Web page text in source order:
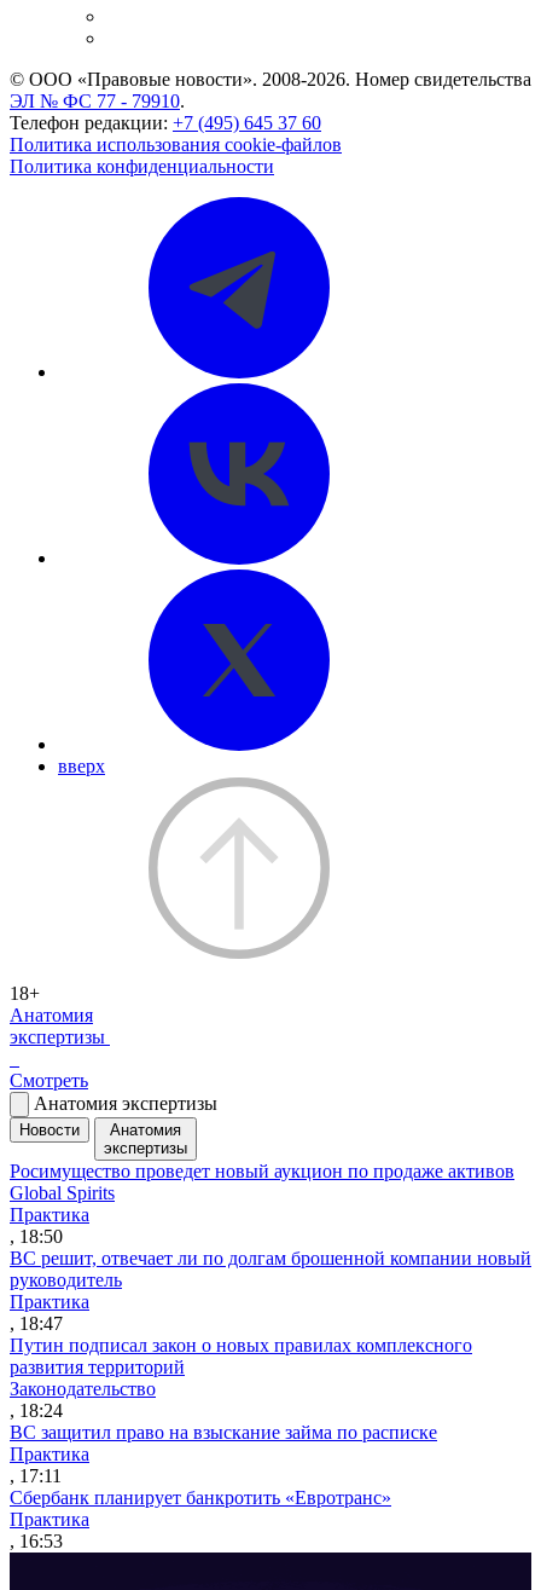
© ООО «Правовые новости». 2008-2026. Номер свидетельства
ЭЛ № ФС 77 - 79910.
Телефон редакции: +7 (495) 645 37 60
Политика использования cookie-файлов
Политика конфиденциальности
вверх
18+
Анатомия
экспертизы
Смотреть
Анатомия экспертизы
Новости
Анатомия
экспертизы
Росимущество проведет новый аукцион по продаже активов
Global Spirits
Практика
, 18:50
ВС решит, отвечает ли по долгам брошенной компании новый
руководитель
Практика
, 18:47
Путин подписал закон о новых правилах комплексного
развития территорий
Законодательство
, 18:24
ВС защитил право на взыскание займа по расписке
Практика
, 17:11
Сбербанк планирует банкротить «Евротранс»
Практика
, 16:53